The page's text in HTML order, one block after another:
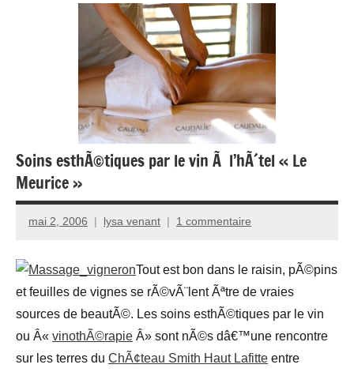
Soins esthÃ©tiques par le vin Ã l’hÃ´tel « Le
Meurice »
mai 2, 2006 lysa venant 1 commentaire
Tout est bon dans le raisin, pÃ©pins
et feuilles de vignes se rÃ©vÃ¨lent Ãªtre de vraies
sources de beautÃ©. Les soins esthÃ©tiques par le vin
ou Â« vinothÃ©rapie Â» sont nÃ©s dâ€™une rencontre
sur les terres du ChÃ¢teau Smith Haut Lafitte entre